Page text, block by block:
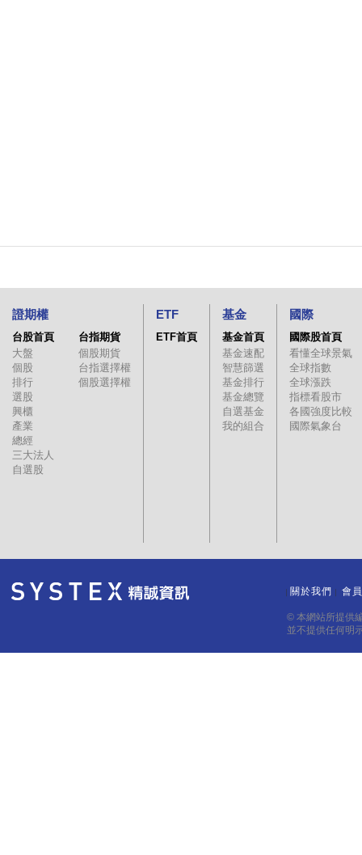
證期權
台股首頁
大盤
個股
排行
選股
興櫃
產業
總經
三大法人
自選股
台指期貨
個股期貨
台指選擇權
個股選擇權
ETF
ETF首頁
基金
基金首頁
基金速配
智慧篩選
基金排行
基金總覽
自選基金
我的組合
國際
國際股首頁
看懂全球景氣
全球指數
全球漲跌
指標看股市
各國強度比較
國際氣象台
關於我們 會
© 本網站所提供
並不提供任何明